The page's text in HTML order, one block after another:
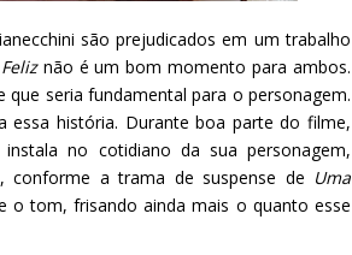
são prejudicados em um trabalho
não é um bom momento para ambos.
seria fundamental para o personagem.
essa história. Durante boa parte do filme,
no cotidiano da sua personagem,
conforme a trama de suspense de Uma
o tom, frisando ainda mais o quanto esse